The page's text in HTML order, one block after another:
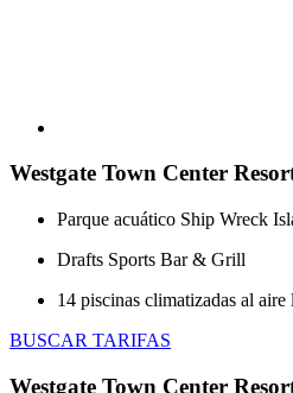
Westgate Town Center
Parque acuático Ship Wreck
Drafts Sports Bar & Grill
14 piscinas climatizadas al aire
BUSCAR TARIFAS
Westgate Town Center